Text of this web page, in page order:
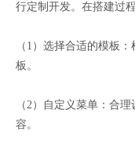
行定制开发。在搭建过
（1）选择合适的模板
板。
（2）自定义菜单：合
容。